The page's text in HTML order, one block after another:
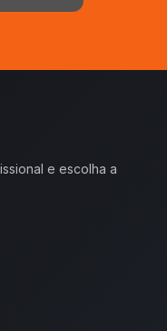
e escolha a